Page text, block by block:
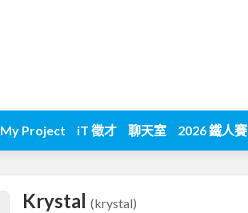
My Project iT 徵才 聊天室 2026 鐵人賽
Krystal (krystal)